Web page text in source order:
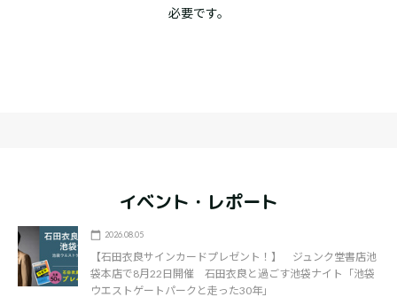
必要です。
イベント・レポート
2026.08.05
【石田衣良サインカードプレゼント！】 ジュンク堂書店池
袋本店で8月22日開催 石田衣良と過ごす池袋ナイト「池袋
ウエストゲートパークと走った30年」